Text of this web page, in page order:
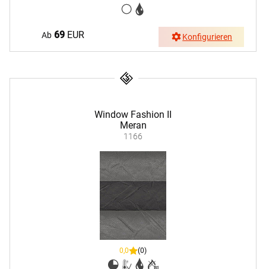
Ab 69EUR Konfigurieren
Window Fashion II
Meran
1166
0,0 (0)